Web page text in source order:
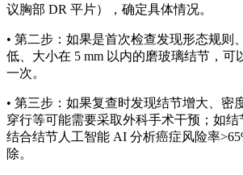
议胸部 DR 平片），确定具体情况。
• 第二步：如果是首次检查发现形态规则
低、大小在 5 mm 以内的磨玻璃结节，可
一次。
• 第三步：如果复查时发现结节增大、密
穿行等可能需要采取外科手术干预；如结
结合结节人工智能 AI 分析癌症风险率
除。